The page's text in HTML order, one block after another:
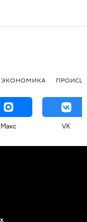
ЭКОНОМИКА
Макс VK